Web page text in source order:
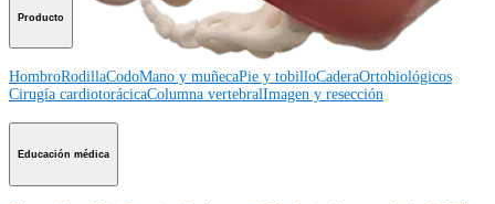
Producto
HombroRodillaCodoMano y muñecaPie y tobilloCaderaOrtobiológicos
Cirugía cardiotorácicaColumna vertebralImagen y resección
Educación médica